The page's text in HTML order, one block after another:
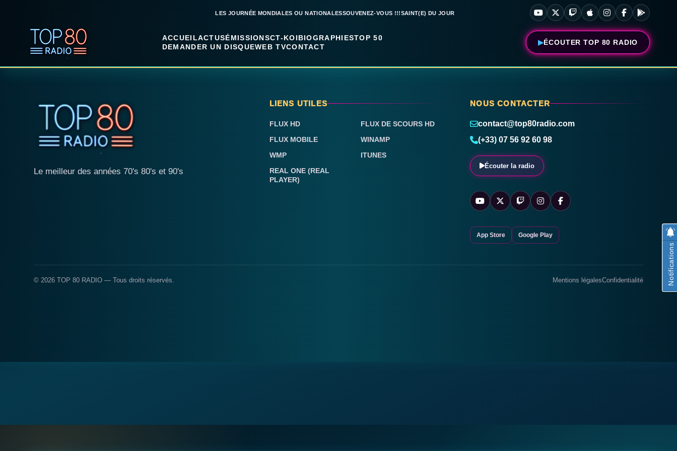
LES JOURNÉE MONDIALES OU NATIONALESSOUVENEZ-VOUS !!!SAINT(E) DU JOUR
ACCUEILACTUSÉMISSIONSCT-KOIBIOGRAPHIESTOP 50
DEMANDER UN DISQUEWEB TVCONTACT
ÉCOUTER TOP 80 RADIO
Le meilleur des années 70's 80's et 90's
LIENS UTILES
FLUX HD
FLUX DE SCOURS HD
FLUX MOBILE
WINAMP
WMP
ITUNES
REAL ONE (REAL
PLAYER)
NOUS CONTACTER
contact@top80radio.com
(+33) 07 56 92 60 98
Écouter la radio
App Store Google Play
© 2026 TOP 80 RADIO — Tous droits réservés. Mentions légalesConfidentialité Notifications